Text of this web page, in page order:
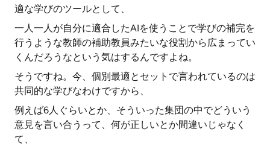
適な学びのツールとして、
一人一人が自分に適合したAIを使うことで学びの補完を
行うような教師の補助教員みたいな役割から広まってい
くんだろうなという気はするんですよね。
そうですね。今、個別最適とセットで言われているのは
共同的な学びなわけですから、
例えば6人ぐらいとか、そういった集団の中でどういう
意見を言い合うって、何が正しいとか間違いじゃなく
て、